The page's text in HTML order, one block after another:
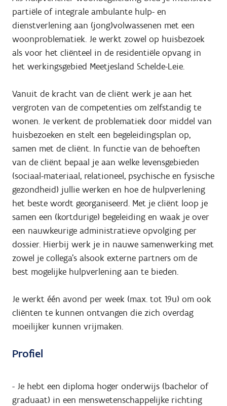
partiële of integrale ambulante hulp- en
dienstverlening aan (jong)volwassenen met een
woonproblematiek. Je werkt zowel op huisbezoek
als voor het cliënteel in de residentiële opvang in
het werkingsgebied Meetjesland Schelde-Leie.
Vanuit de kracht van de cliënt werk je aan het
vergroten van de competenties om zelfstandig te
wonen. Je verkent de problematiek door middel van
huisbezoeken en stelt een begeleidingsplan op,
samen met de cliënt. In functie van de behoeften
van de cliënt bepaal je aan welke levensgebieden
(sociaal-materiaal, relationeel, psychische en fysische
gezondheid) jullie werken en hoe de hulpverlening
het beste wordt georganiseerd. Met je cliënt loop je
samen een (kortdurige) begeleiding en waak je over
een nauwkeurige administratieve opvolging per
dossier. Hierbij werk je in nauwe samenwerking met
zowel je collega’s alsook externe partners om de
best mogelijke hulpverlening aan te bieden.
Je werkt één avond per week (max. tot 19u) om ook
cliënten te kunnen ontvangen die zich overdag
moeilijker kunnen vrijmaken.
Profiel
- Je hebt een diploma hoger onderwijs (bachelor of
graduaat) in een menswetenschappelijke richting